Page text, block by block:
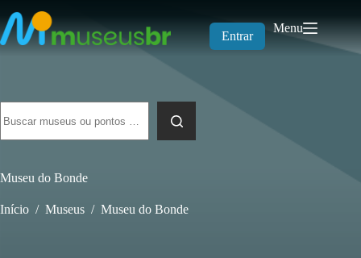
para
o
conteúdo
Entrar
Menu
resultados
Museu do Bonde
Início / Museus / Museu do Bonde